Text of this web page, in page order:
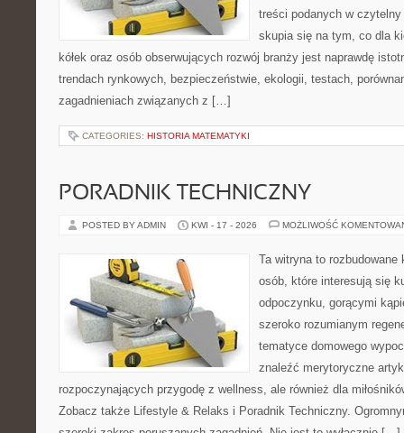
treści podanych w
skupia się na tym, co dla
kółek oraz osób obserwujących rozwój branży jest naprawdę
trendach rynkowych, bezpieczeństwie, ekologii, testach,
zagadnieniach związanych z […]
CATEGORIES: HISTORIA MATEMATYKI
PORADNIK TECHNICZNY
POSTED BY ADMIN KWI - 17 - 2026 MOŻLIWOŚĆ
Ta witryna to
osób, które interesują się
odpoczynku, gorącymi
szeroko rozumianym
tematyce domowego
znaleźć merytoryczne
rozpoczynających przygodę z wellness, ale również dla
Zobacz także Lifestyle & Relaks i Poradnik Techniczny.